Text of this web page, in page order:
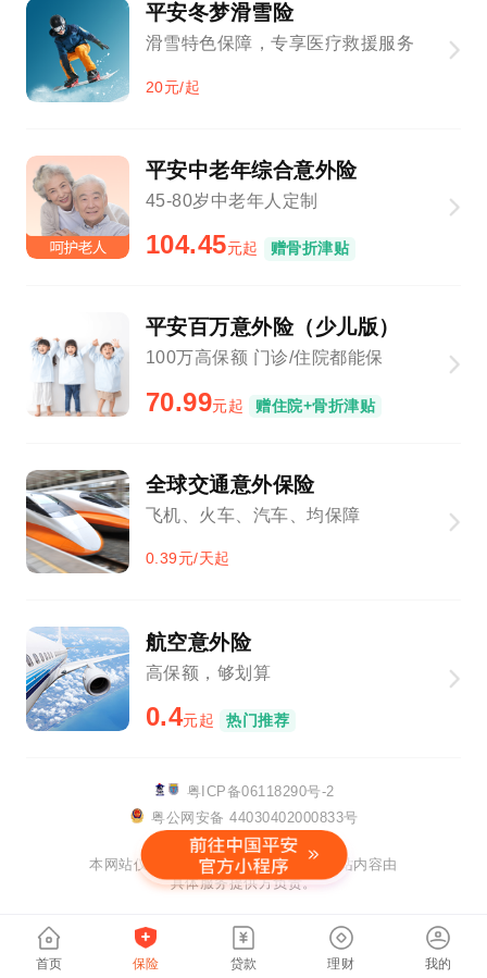
平安冬梦滑雪险
滑雪特色保障，专享医疗救援服务
20元/起
平安中老年综合意外险
45-80岁中老年人定制
104.45元起 赠骨折津贴
平安百万意外险（少儿版）
100万高保额 门诊/住院都能保
70.99元起 赠住院+骨折津贴
全球交通意外保险
飞机、火车、汽车、均保障
0.39元/天起
航空意外险
高保额，够划算
0.4元起 热门推荐
粤ICP备06118290号-2
粤公网安备 44030402000833号
该网站已支持IPv6
本网站仅提供链接服务及技术支持，网站内容由
具体服务提供方负责。
首页 保险 贷款 理财 我的